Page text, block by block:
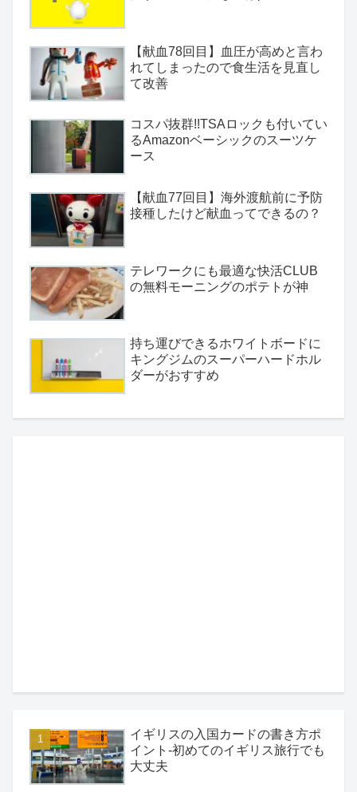
【献血78回目】血圧が高めと言わ
れてしまったので食生活を見直し
て改善
コスパ抜群!!TSAロックも付いてい
るAmazonベーシックのスーツケ
ース
【献血77回目】海外渡航前に予防
接種したけど献血ってできるの？
テレワークにも最適な快活CLUB
の無料モーニングのポテトが神
持ち運びできるホワイトボードに
キングジムのスーパーハードホル
ダーがおすすめ
イギリスの入国カードの書き方ポ
イント-初めてのイギリス旅行でも
大丈夫